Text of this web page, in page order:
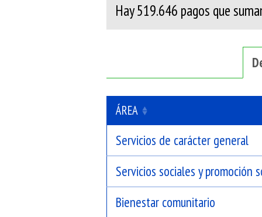
Hay519.646 pagos que
ÁREA
Servicios de carácter general
Servicios sociales y promoción
Bienestar comunitario